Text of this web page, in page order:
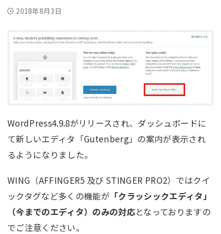
2018年8月3日
WordPress4.9.8がリリースされ、ダッシュボードに
て新しいエディタ「Gutenberg」の案内が表示され
るようになりました。
WING（AFFINGER5 及び STINGER PRO2）ではクイ
ックタグなど多くの機能が 「クラッシックエディタ」
（今までのエディタ）のみの対応となっておりますの
でご注意ください。